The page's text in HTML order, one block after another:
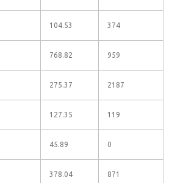
104.53 374
768.82 959
275.37 2187
127.35 119
45.89 0
378.04 871